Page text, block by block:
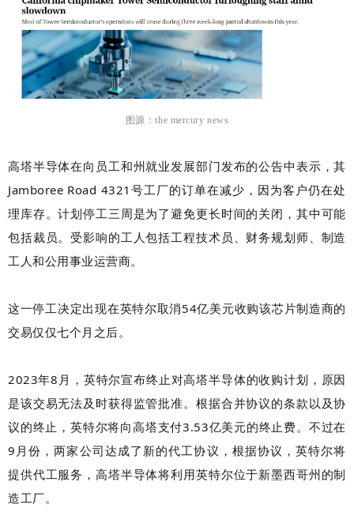
图源：the mercury news
高塔半导体在向员工和州就业发展部门发布的公告中表示，其
Jamboree Road 4321号工厂的订单在减少，因为客户仍在处
理库存。计划停工三周是为了避免更长时间的关闭，其中可能
包括裁员。受影响的工人包括工程技术员、财务规划师、制造
工人和公用事业运营商。
这一停工决定出现在英特尔取消54亿美元收购该芯片制造商的
交易仅仅七个月之后。
2023年8月，英特尔宣布终止对高塔半导体的收购计划，原因
是该交易无法及时获得监管批准。根据合并协议的条款以及协
议的终止，英特尔将向高塔支付3.53亿美元的终止费。不过在
9月份，两家公司达成了新的代工协议，根据协议，英特尔将
提供代工服务，高塔半导体将利用英特尔位于新墨西哥州的制
造工厂。